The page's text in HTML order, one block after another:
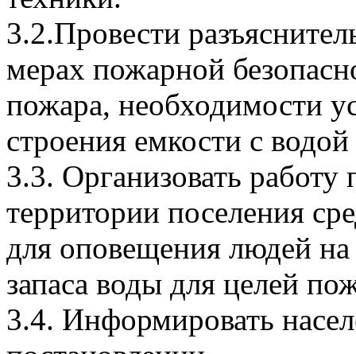
3.2.Провести
мерах пожарной
пожара, необходимости
строения емкости с
3.3. Организовать
территории поселения
для оповещения людей
запаса воды для целей
3.4. Информировать